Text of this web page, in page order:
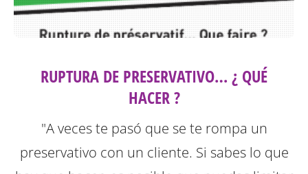
RUPTURA DE PRESERVATIVO… ¿ QUÉ
HACER ?
"A veces te pasó que se te rompa un
preservativo con un cliente. Si sabes lo que